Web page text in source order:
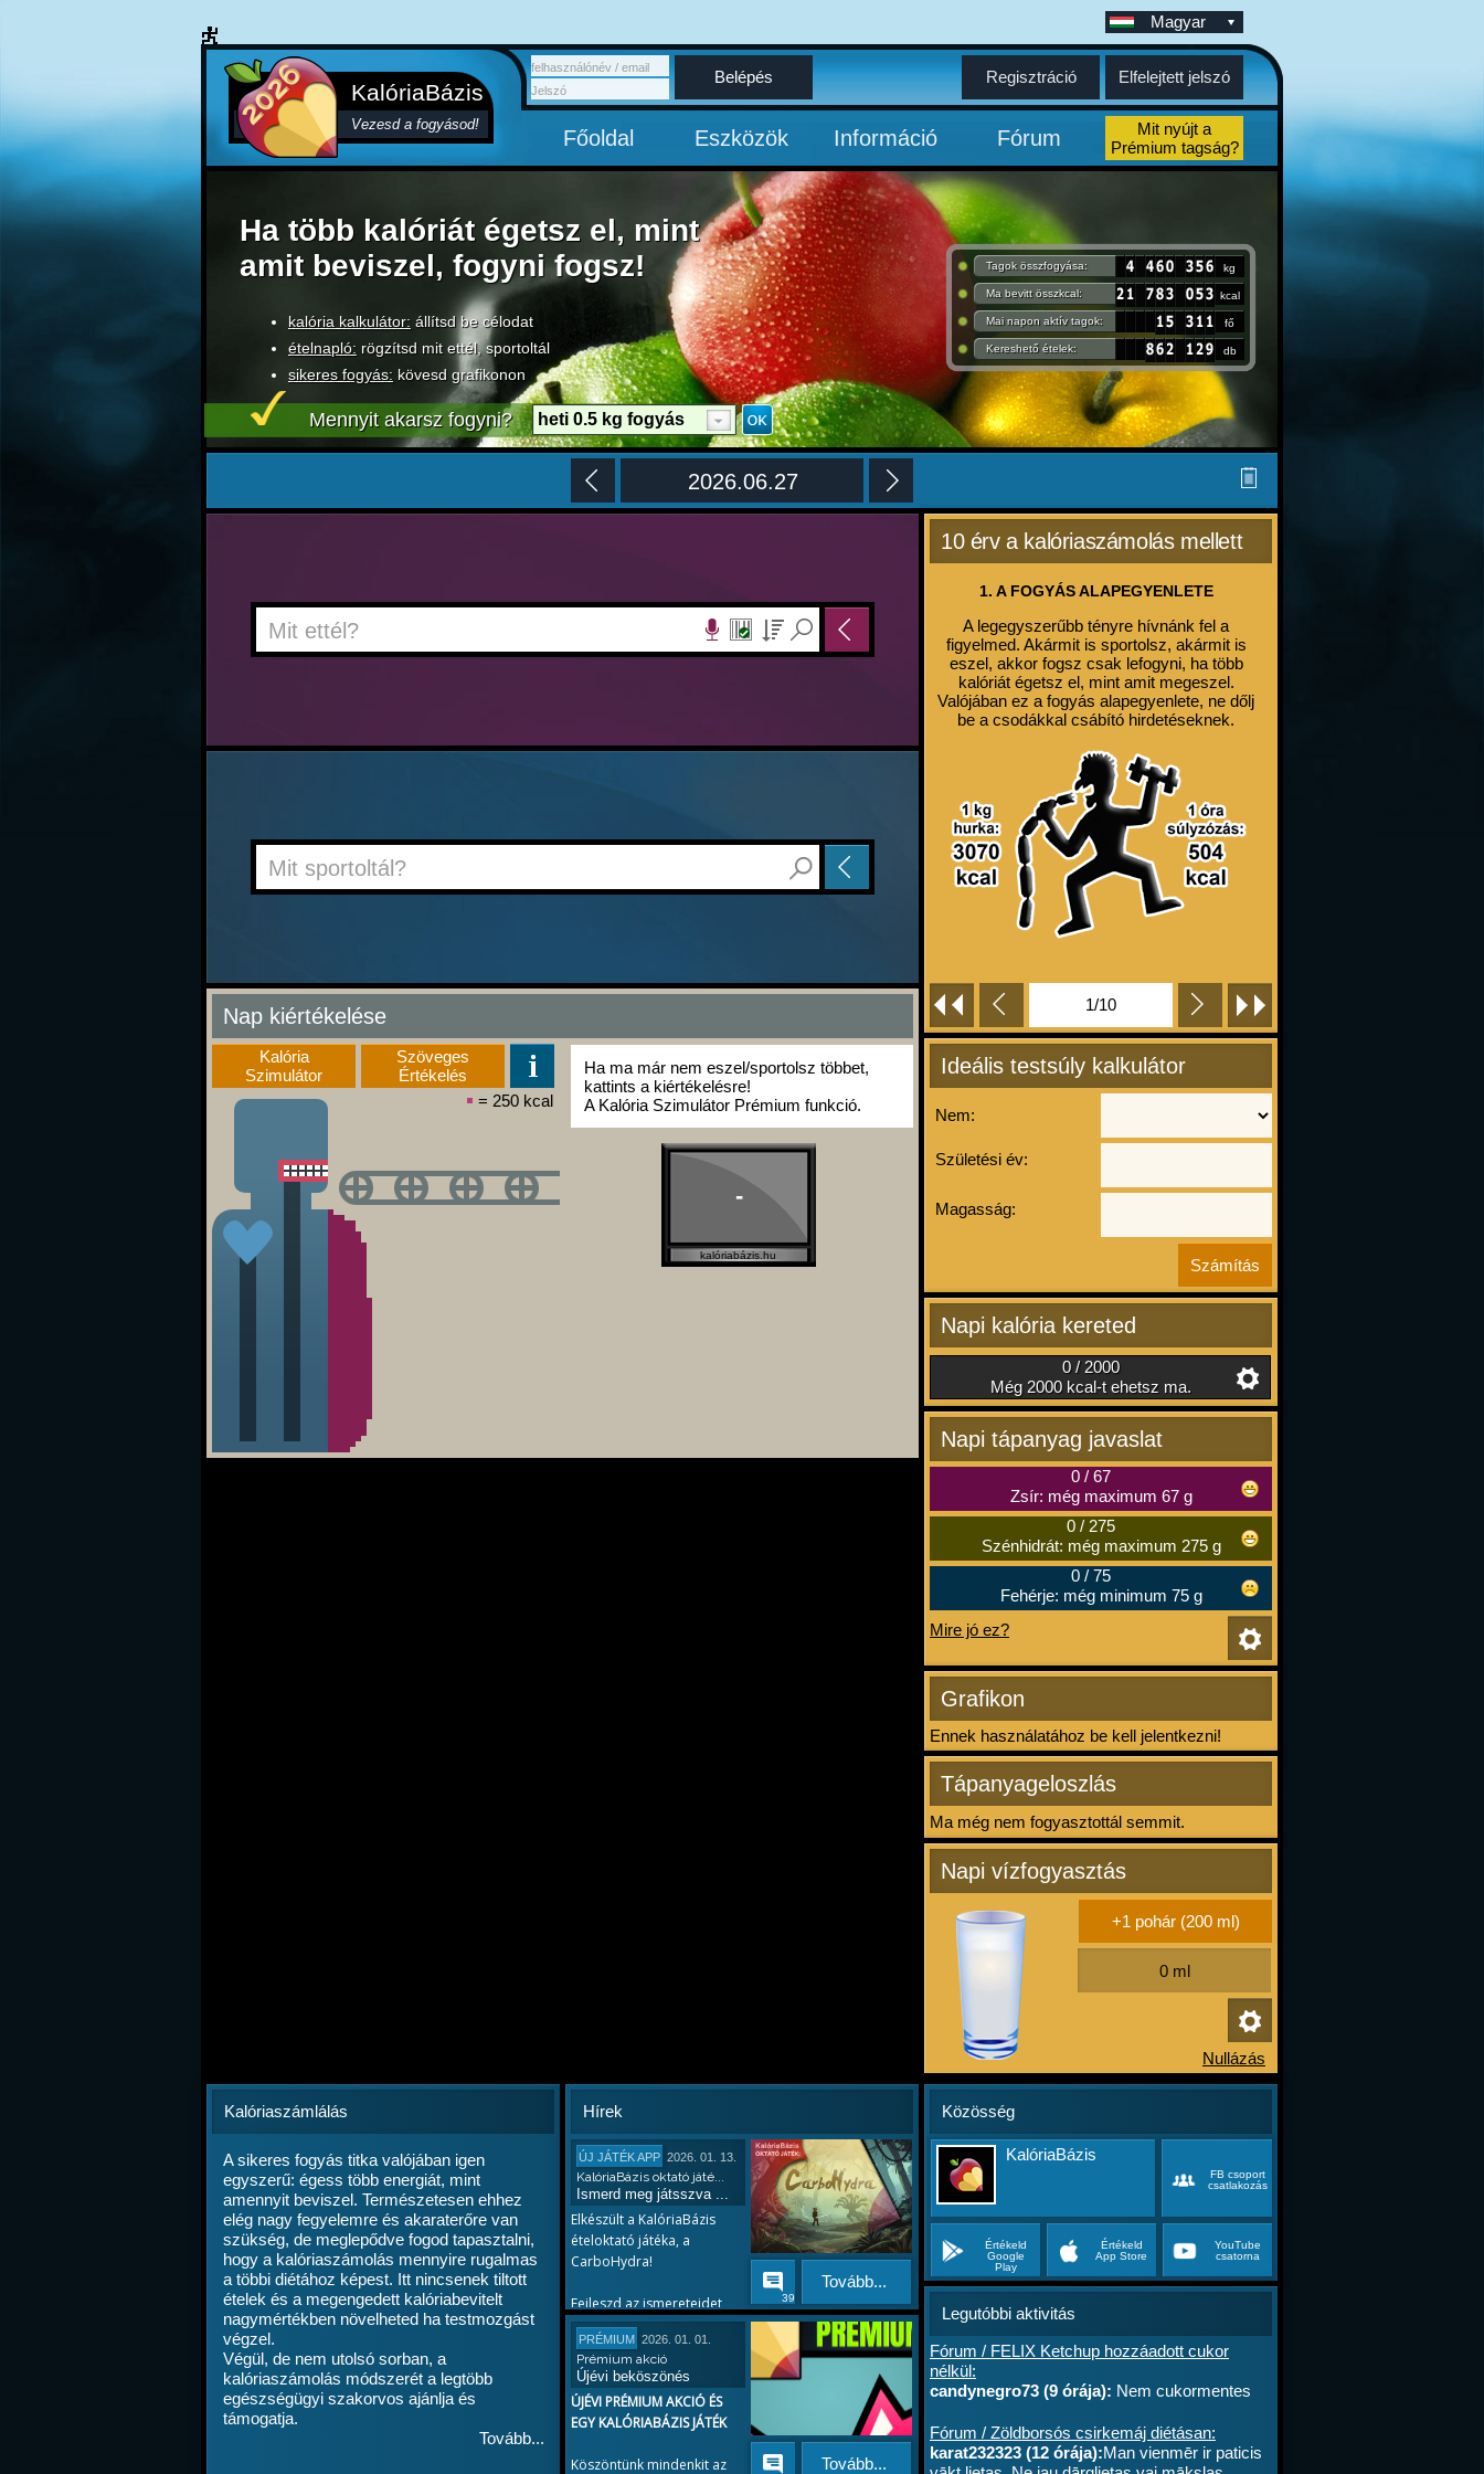
KalóriaBázis
Vezesd a fogyásod!
Magyar
Belépés Regisztráció Elfelejtett jelszó
Főoldal Eszközök Információ Fórum
Mit nyújt a
Prémium tagság?
Ha több kalóriát égetsz el, mint
amit beviszel, fogyni fogsz!
kalória kalkulátor: állítsd be célodat
ételnapló: rögzítsd mit ettél, sportoltál
sikeres fogyás: kövesd grafikonon
Tagok összfogyása: kg
Ma bevitt összkcal: kcal
Mai napon aktív tagok: fő
Kereshető ételek: db
Mennyit akarsz fogyni? heti 0.5 kg fogyás
2026.06.27
10 érv a kalóriaszámolás mellett
1. A FOGYÁS ALAPEGYENLETE
A legegyszerűbb tényre hívnánk fel a
figyelmed. Akármit is sportolsz, akármit is
eszel, akkor fogsz csak lefogyni, ha több
kalóriát égetsz el, mint amit megeszel.
Valójában ez a fogyás alapegyenlete, ne dőlj
be a csodákkal csábító hirdetéseknek.
1/10
Ideális testsúly kalkulátor
Nem:
Születési év:
Magasság:
Napi kalória kereted
0 / 2000
Még 2000 kcal-t ehetsz ma.
Napi tápanyag javaslat
0/ 67
Zsír: még maximum 67 g
0/ 275
Szénhidrát: még maximum 275 g
0/ 75
Fehérje: még minimum 75 g
Mire jó ez?
Grafikon
Ennek használatához be kell jelentkezni!
Tápanyageloszlás
Ma még nem fogyasztottál semmit.
Napi vízfogyasztás
Nap kiértékelése
Kalória
Szimulátor
Szöveges
Értékelés
Ha ma már nem eszel/sportolsz többet,
kattints a kiértékelésre!
A Kalória Szimulátor Prémium funkció.
kalóriabázis.hu
-
Kalóriaszámlálás
A sikeres fogyás titka valójában igen
egyszerű: égess több energiát, mint
amennyit beviszel. Természetesen ehhez
elég nagy fegyelemre és akaraterőre van
szükség, de meglepődve fogod tapasztalni,
hogy a kalóriaszámolás mennyire rugalmas
a többi diétához képest. Itt nincsenek tiltott
ételek és a megengedett kalóriabevitelt
nagymértékben növelheted ha testmozgást
végzel.
Végül, de nem utolsó sorban, a
kalóriaszámolás módszerét a legtöbb
egészségügyi szakorvos ajánlja és
támogatja.
Tovább...
Hírek
ÚJ JÁTÉK APP 2026. 01. 13.
KalóriaBázis oktató játé...
Ismerd meg játsszva ...
Elkészült a KalóriaBázis
ételoktató játéka, a
CarboHydra!
Fejleszd az ismereteidet
játékosan!
Küzdj meg a rettenetes
szén-hidrákkal, találd meg
a gyenge pointjaikat. Ha a
tápanyagok terén még
kezdő vagy, akkor a
39
Tovább...
PRÉMIUM 2026. 01. 01.
Prémium akció
Újévi beköszönés
ÚJÉVI PRÉMIUM AKCIÓ ÉS
EGY KALÓRIABÁZIS JÁTÉK
Köszöntünk mindenkit az Tovább...
Közösség
KalóriaBázis
FB csoport
csatlakozás
Értékeld
Google
Play
Értékeld
App Store
YouTube
csatorna
Legutóbbi aktivitás
Fórum / FELIX Ketchup hozzáadott cukor
nélkül:
candynegro73 (9 órája): Nem cukormentes
Fórum / Zöldborsós csirkemáj diétásan:
karat232323 (12 órája):Man vienmēr ir paticis